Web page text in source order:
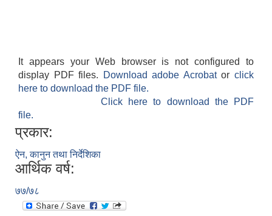
It appears your Web browser is not configured to
display PDF files.
Download adobe Acrobatorclick
here to download the PDF file.
Click here to download the PDF
file.
प्रकार:
ऐन, कानुन तथा निर्देशिका
आर्थिक वर्ष:
७७/७८